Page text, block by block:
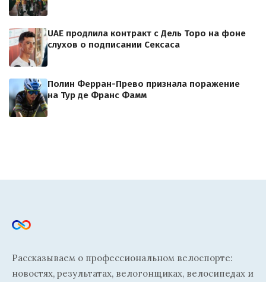
UAE продлила контракт с Дель Торо на фоне
слухов о подписании Сексаса
Полин Ферран-Прево признала поражение
на Тур де Франс Фамм
Рассказываем о профессиональном велоспорте:
новостях, результатах, велогонщиках, велосипедах и